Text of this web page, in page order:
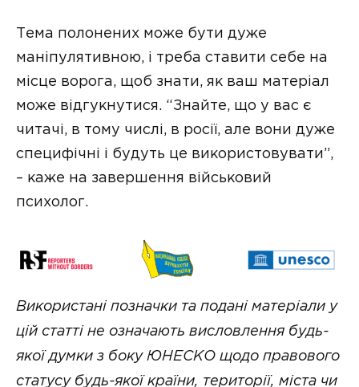
Тема полонених може бути дуже
маніпулятивною, і треба ставити себе на
місце ворога, щоб знати, як ваш матеріал
може відгукнутися. “Знайте, що у вас є
читачі, в тому числі, в росії, але вони дуже
специфічні і будуть це використовувати”,
– каже на завершення військовий
психолог.
Використані позначки та подані матеріали у
цій статті не означають висловлення будь-
якої думки з боку ЮНЕСКО щодо правового
статусу будь-якої країни, території, міста чи